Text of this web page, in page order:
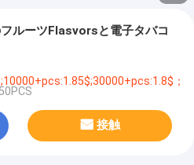
ルーツFlasvorsと電子タバコ
；
接触